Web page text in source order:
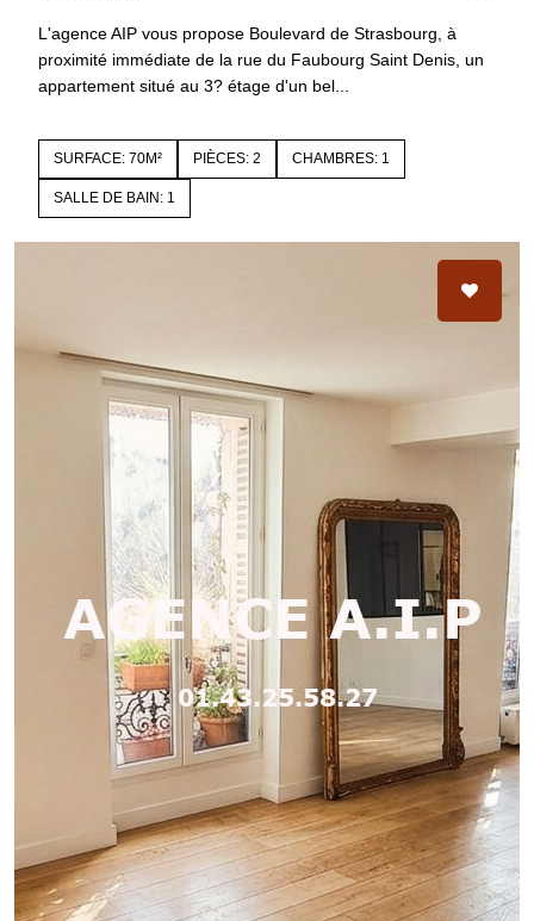
L'agence AIP vous propose Boulevard de Strasbourg, à
proximité immédiate de la rue du Faubourg Saint Denis, un
appartement situé au 3? étage d'un bel...
SURFACE: 70M² PIÈCES: 2 CHAMBRES: 1
SALLE DE BAIN: 1